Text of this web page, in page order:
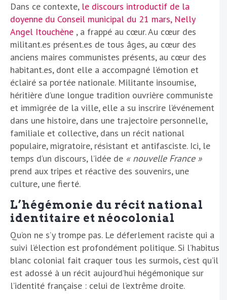
Dans ce contexte, le discours introductif de la
doyenne du Conseil municipal du 21 mars, Nelly
Angel Itouchène , a frappé au cœur. Au cœur des
militant.es présent.es de tous âges, au cœur des
anciens maires communistes présents, au cœur des
habitant.es, dont elle a accompagné l’émotion et
éclairé sa portée nationale. Militante insoumise,
héritière d’une longue tradition ouvrière communiste
et immigrée de la ville, elle a su inscrire l’événement
dans une histoire, dans une trajectoire personnelle,
familiale et collective, dans un récit national
populaire, migratoire, résistant et antifasciste. Ici, le
temps d’un discours, l’idée de « nouvelle France »
prend aux tripes et réactive des souvenirs, une
culture, une fierté.
L’hégémonie du récit national
identitaire et néocolonial
Qu’on ne s’y trompe pas. Le déferlement raciste qui a
suivi l’élection est profondément politique. Si l’habitus
blanc colonial fait craquer tous les surmois, c’est qu’il
est adossé à un récit aujourd’hui hégémonique sur
l’identité française : celui de l’extrême droite.